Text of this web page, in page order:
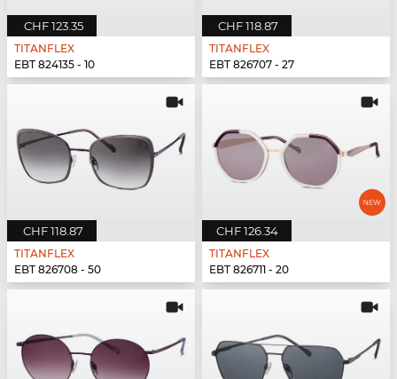
CHF 123.35
TITANFLEX
EBT 824135 - 10
CHF 118.87
TITANFLEX
EBT 826707 - 27
CHF 118.87
TITANFLEX
EBT 826708 - 50
CHF 126.34
TITANFLEX
EBT 826711 - 20